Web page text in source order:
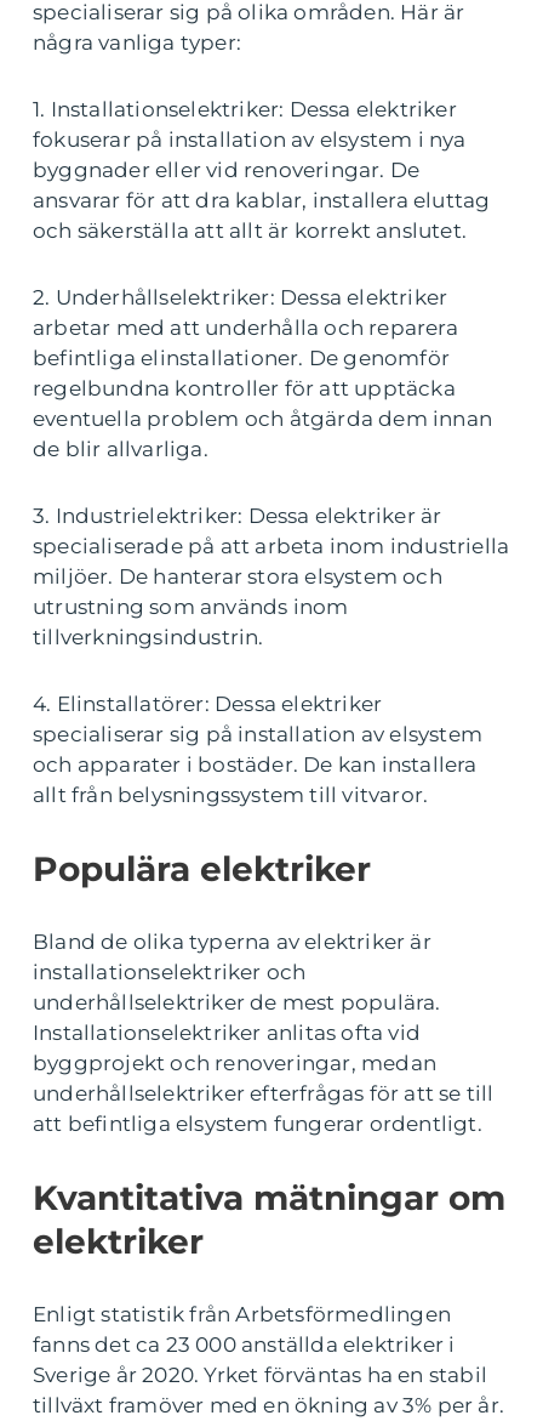
specialiserar sig på olika områden. Här är
några vanliga typer:
1. Installationselektriker: Dessa elektriker
fokuserar på installation av elsystem i nya
byggnader eller vid renoveringar. De
ansvarar för att dra kablar, installera eluttag
och säkerställa att allt är korrekt anslutet.
2. Underhållselektriker: Dessa elektriker
arbetar med att underhålla och reparera
befintliga elinstallationer. De genomför
regelbundna kontroller för att upptäcka
eventuella problem och åtgärda dem innan
de blir allvarliga.
3. Industrielektriker: Dessa elektriker är
specialiserade på att arbeta inom industriella
miljöer. De hanterar stora elsystem och
utrustning som används inom
tillverkningsindustrin.
4. Elinstallatörer: Dessa elektriker
specialiserar sig på installation av elsystem
och apparater i bostäder. De kan installera
allt från belysningssystem till vitvaror.
Populära elektriker
Bland de olika typerna av elektriker är
installationselektriker och
underhållselektriker de mest populära.
Installationselektriker anlitas ofta vid
byggprojekt och renoveringar, medan
underhållselektriker efterfrågas för att se till
att befintliga elsystem fungerar ordentligt.
Kvantitativa mätningar om
elektriker
Enligt statistik från Arbetsförmedlingen
fanns det ca 23 000 anställda elektriker i
Sverige år 2020. Yrket förväntas ha en stabil
tillväxt framöver med en ökning av 3% per år.